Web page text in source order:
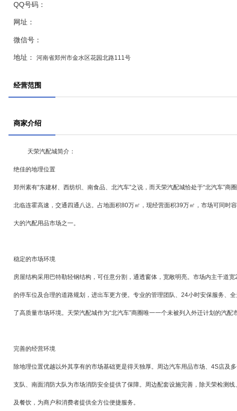
QQ号码：
网址：
微信号：
地址： 河南省郑州市金水区花园北路111号
经营范围
商家介绍
天荣汽配城简介：
绝佳的地理位置
郑州素有“东建材、西纺织、南食品、北汽车”之说，而天荣汽配城恰处于“北汽车”商
北临连霍高速，交通四通八达。占地面积80万㎡，现经营面积39万㎡，市场可同时
大的汽配用品市场之一。
稳定的市场环境
房屋结构采用巴特勒轻钢结构，可任意分割，通透窗体，宽敞明亮。市场内主干道
的停车位及合理的道路规划，进出车更方便。专业的管理团队、24小时安保服务、
了高质量市场环境。天荣汽配城作为“北汽车”商圈唯一一个未被列入外迁计划的汽配
完善的经营环境
除地理位置优越以外其享有的市场基础更是得天独厚。周边汽车用品市场、4S店及
支队、南面消防大队为市场消防安全提供了保障。周边配套设施完善，除天荣检测
及餐饮，为商户和消费者提供全方位便捷服务。